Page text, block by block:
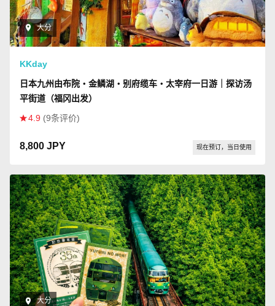
大分
KKday
日本九州由布院・金鳞湖・别府缆车・太宰府一日游｜探访汤
平街道（福冈出发）
4.9 (9条评价)
8,800 JPY 现在预订，当日使用
大分